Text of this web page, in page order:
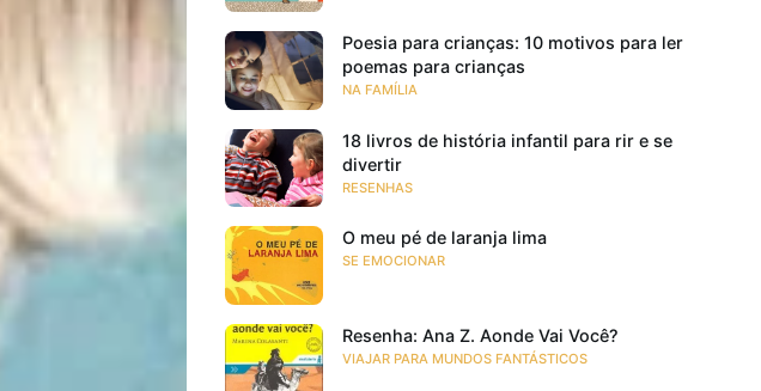
Poesia para crianças: 10 motivos para ler
poemas para crianças
NA FAMÍLIA
18 livros de história infantil para rir e se
divertir
RESENHAS
O meu pé de laranja lima
SE EMOCIONAR
Resenha: Ana Z. Aonde Vai Você?
VIAJAR PARA MUNDOS FANTÁSTICOS